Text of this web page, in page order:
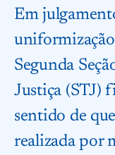
Em
Segunda
Justiça (STJ)
sentido de
realizada por